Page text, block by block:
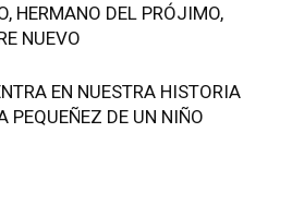
HERMANO DEL PRÓJIMO,
NUEVO
EN NUESTRA HISTORIA
PEQUEÑEZ DE UN NIÑO